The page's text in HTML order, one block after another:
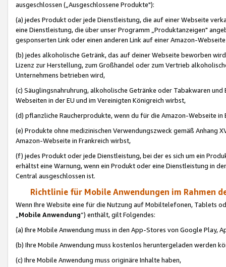
ausgeschlossen („Ausgeschlossene Produkte"):
(a) jedes Produkt oder jede Dienstleistung, die auf einer Webseite
eine Dienstleistung, die über unser Programm „Produktanzeigen"
gesponserten Link oder einen anderen Link auf einer Amazon-
(b) jedes alkoholische Getränk, das auf deiner Webseite beworben
Lizenz zur Herstellung, zum Großhandel oder zum Vertrieb
Unternehmens betrieben wird,
(c) Säuglingsnahruhrung, alkoholische Getränke oder Tabakwaren
Webseiten in der EU und im Vereinigten Königreich wirbst,
(d) pflanzliche Raucherprodukte, wenn du für die Amazon-Webseite in
(e) Produkte ohne medizinischen Verwendungszweck gemäß Anhang
Amazon-Webseite in Frankreich wirbst,
(f) jedes Produkt oder jede Dienstleistung, bei der es sich um ein
erhältst eine Warnung, wenn ein Produkt oder eine Dienstleistung in
Central ausgeschlossen ist.
Richtlinie für Mobile Anwendungen im Rahmen
Wenn Ihre Website eine für die Nutzung auf Mobiltelefonen, Tablets
„Mobile Anwendung“) enthält, gilt Folgendes:
(a) Ihre Mobile Anwendung muss in den App-Stores von Google Play,
(b) Ihre Mobile Anwendung muss kostenlos heruntergeladen werden
(c) Ihre Mobile Anwendung muss originäre Inhalte haben,